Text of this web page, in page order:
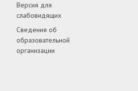
Версия для
слабовидящих
Сведения об
образовательной
организации